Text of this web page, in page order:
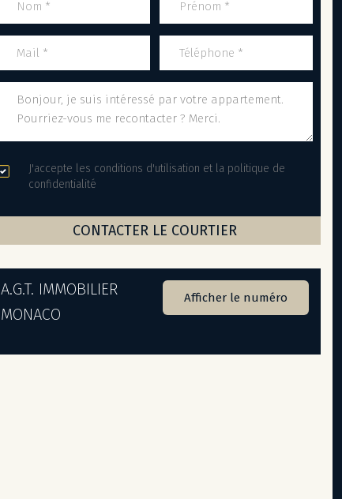
J'accepte les conditions d'utilisation et la politique de
confidentialité
A.G.T. IMMOBILIER
MONACO
Afficher le numéro